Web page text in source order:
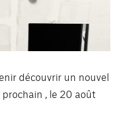
découvrir un nouvel
, le 20 août